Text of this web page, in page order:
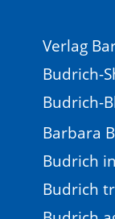
Verlag
Budrich-
Budrich-
Barbara
Budrich
Budrich